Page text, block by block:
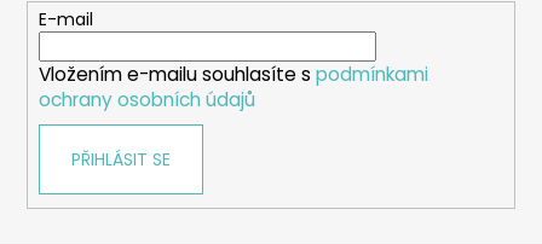
E-mail
Vložením e-mailu souhlasíte s podmínkami
ochrany osobních údajů
PŘIHLÁSIT SE